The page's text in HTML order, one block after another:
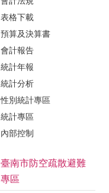
表格下載
預算及決算書
會計報告
統計年報
統計分析
性別統計專區
統計專區
內部控制
臺南市防空疏散避難
專區